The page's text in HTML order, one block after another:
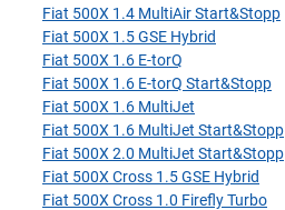
Fiat 500X 1.4 MultiAir Start&Stopp
Fiat 500X 1.5 GSE Hybrid
Fiat 500X 1.6 E-torQ
Fiat 500X 1.6 E-torQ Start&Stopp
Fiat 500X 1.6 MultiJet
Fiat 500X 1.6 MultiJet Start&Stopp
Fiat 500X 2.0 MultiJet Start&Stopp
Fiat 500X Cross 1.5 GSE Hybrid
Fiat 500X Cross 1.0 Firefly Turbo